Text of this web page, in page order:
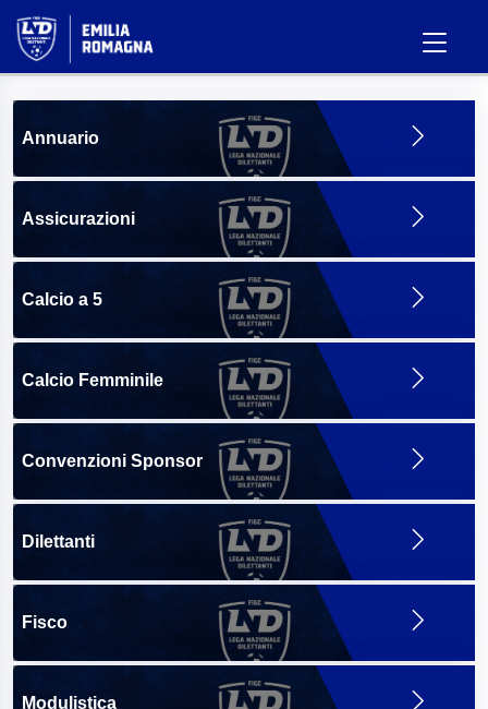
Annuario
Assicurazioni
Calcio a 5
Calcio Femminile
Convenzioni Sponsor
Dilettanti
Fisco
Modulistica